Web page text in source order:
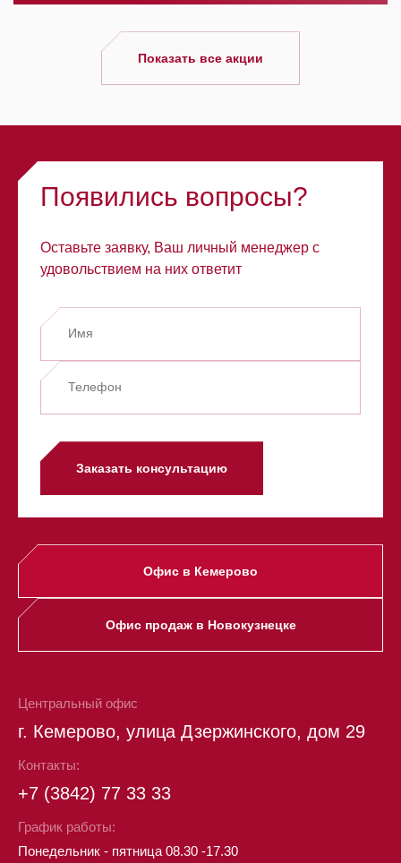
Показать все акции
Появились вопросы?
Оставьте заявку, Ваш личный менеджер с
удовольствием на них ответит
Заказать консультацию
Офис в Кемерово
Офис продаж в Новокузнецке
Центральный офис
г. Кемерово, улица Дзержинского, дом 29
Контакты:
+7 (3842) 77 33 33
График работы:
Понедельник - пятница 08.30 -17.30